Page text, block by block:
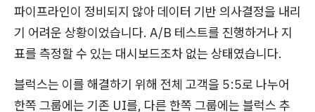
파이프라인이 정비되지 않아 데이터 기반 의사결정을 내리
기 어려운 상황이었습니다. A/B 테스트를 진행하거나 지
표를 측정할 수 있는 대시보드조차 없는 상태였습니다.
블럭스는 이를 해결하기 위해 전체 고객을 5:5로 나누어
한쪽 그룹에는 기존 UI를, 다른 한쪽 그룹에는 블럭스 추